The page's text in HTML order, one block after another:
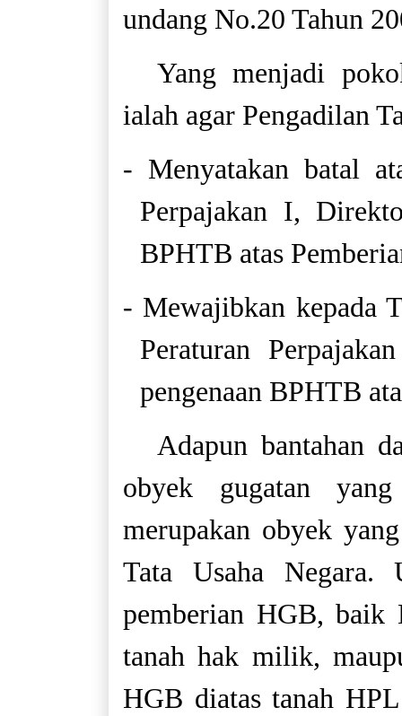
undang No.20 Tahun
Yang menjadi
ialah agar Pengadilan
- Menyatakan batal
Perpajakan I,
BPHTB atas
- Mewajibkan kepada
Peraturan
pengenaan BPHTB
Adapun bantahan
obyek gugatan
merupakan obyek
Tata Usaha Negara.
pemberian HGB, baik
tanah hak milik,
HGB diatas tanah